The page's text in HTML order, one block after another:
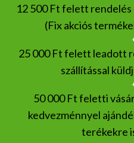
12 500 Ft felett rendelés
(Fix akciós
25 000 Ft felett leadott
szállítással
50 000 Ft feletti
kedvezménnyel
terékekre